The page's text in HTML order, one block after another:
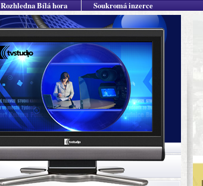
Rozhledna Bílá hora Soukromá inzerce